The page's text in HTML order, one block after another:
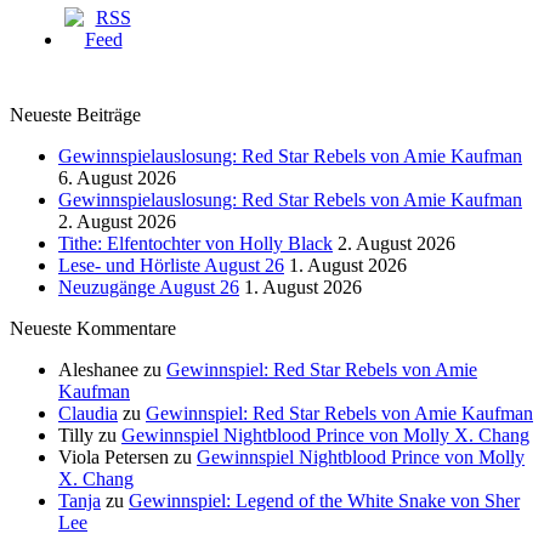
Neueste Beiträge
Gewinnspielauslosung: Red Star Rebels von Amie Kaufman
6. August 2026
Gewinnspielauslosung: Red Star Rebels von Amie Kaufman
2. August 2026
Tithe: Elfentochter von Holly Black 2. August 2026
Lese- und Hörliste August 26 1. August 2026
Neuzugänge August 26 1. August 2026
Neueste Kommentare
Aleshanee zu Gewinnspiel: Red Star Rebels von Amie
Kaufman
Claudia zu Gewinnspiel: Red Star Rebels von Amie Kaufman
Tilly zu Gewinnspiel Nightblood Prince von Molly X. Chang
Viola Petersen zu Gewinnspiel Nightblood Prince von Molly
X. Chang
Tanja zu Gewinnspiel: Legend of the White Snake von Sher
Lee